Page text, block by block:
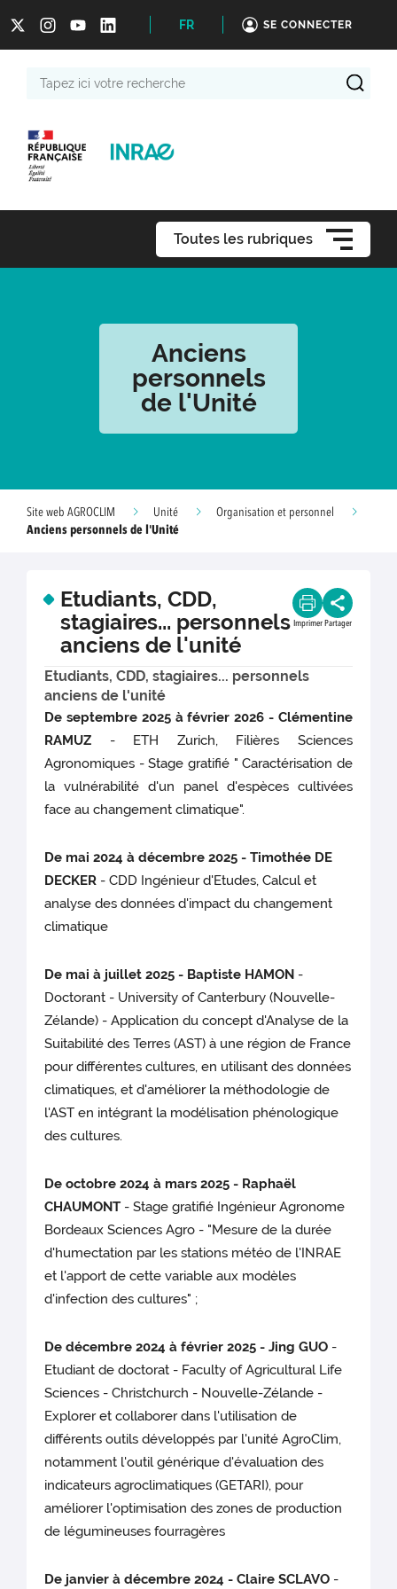
FR SE CONNECTER
Toutes les rubriques
Anciens
personnels
de l'Unité
Site web AGROCLIM Unité
Organisation et personnel
Anciens personnels de l'Unité
Etudiants, CDD,
stagiaires... personnels
anciens de l'unité
Imprimer Partager
Etudiants, CDD, stagiaires... personnels
anciens de l'unité
De septembre 2025 à février 2026 - Clémentine
RAMUZ - ETH Zurich, Filières Sciences
Agronomiques - Stage gratifié " Caractérisation de
la vulnérabilité d'un panel d'espèces cultivées
face au changement climatique".
De mai 2024 à décembre 2025 - Timothée DE
DECKER - CDD Ingénieur d'Etudes, Calcul et
analyse des données d'impact du changement
climatique
De mai à juillet 2025 - Baptiste HAMON -
Doctorant - University of Canterbury (Nouvelle-
Zélande) - Application du concept d'Analyse de la
Suitabilité des Terres (AST) à une région de France
pour différentes cultures, en utilisant des données
climatiques, et d'améliorer la méthodologie de
l'AST en intégrant la modélisation phénologique
des cultures.
De octobre 2024 à mars 2025 - Raphaël
CHAUMONT - Stage gratifié Ingénieur Agronome
Bordeaux Sciences Agro - "Mesure de la durée
d'humectation par les stations météo de l'INRAE
et l'apport de cette variable aux modèles
d'infection des cultures" ;
De décembre 2024 à février 2025 - Jing GUO -
Etudiant de doctorat - Faculty of Agricultural Life
Sciences - Christchurch - Nouvelle-Zélande -
Explorer et collaborer dans l'utilisation de
différents outils développés par l'unité AgroClim,
notamment l'outil générique d'évaluation des
indicateurs agroclimatiques (GETARI), pour
améliorer l'optimisation des zones de production
de légumineuses fourragères
De janvier à décembre 2024 - Claire SCLAVO -